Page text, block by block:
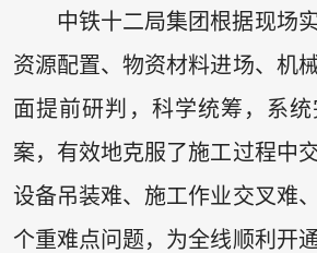
中铁十二局集团根据现场
资源配置、物资材料进场、机
面提前研判，科学统筹，系
案，有效地克服了施工过程中
设备吊装难、施工作业交叉难
个重难点问题，为全线顺利开